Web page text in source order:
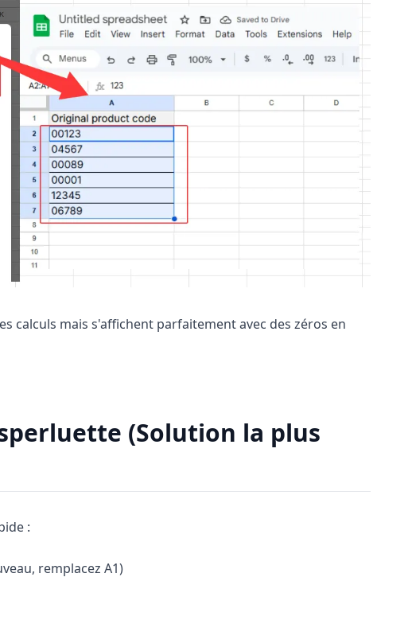
calculs mais s'affichent parfaitement avec des zéros en
(Solution la plus
:
remplacez A1)